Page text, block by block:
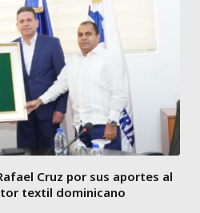
Cruz por sus aportes al
textil dominicano